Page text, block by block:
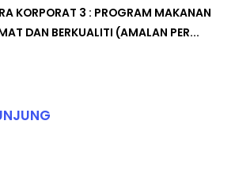
KORPORAT 3 : PROGRAM MAKANAN
DAN BERKUALITI (AMALAN PER...